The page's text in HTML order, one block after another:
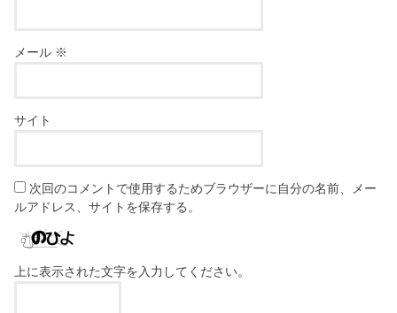
メール ※
サイト
次回のコメントで使用するためブラウザーに自分の名前、メー
ルアドレス、サイトを保存する。
上に表示された文字を入力してください。